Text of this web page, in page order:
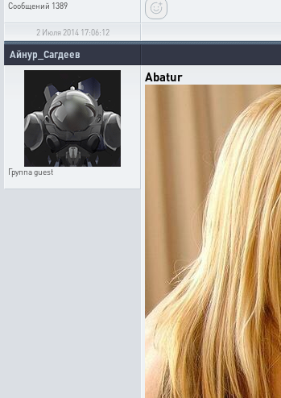
Сообщений 1389
2 Июля 2014 17:06:12
Айнур_Сагдеев
Группаguest
Abatur